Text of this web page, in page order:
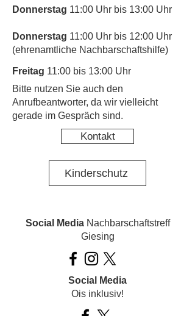
Donnerstag 11:00 Uhr bis 13:00 Uhr
Donnerstag 11:00 Uhr bis 12:00 Uhr
(ehrenamtliche Nachbarschaftshilfe)
Freitag 11:00 bis 13:00 Uhr
​Bitte nutzen Sie auch den
Anrufbeantworter, da wir vielleicht
gerade im Gespräch sind.
Kontakt
Kinderschutz
Social MediaNachbarschaftstreff
Giesing
Social Media
Ois inklusiv!